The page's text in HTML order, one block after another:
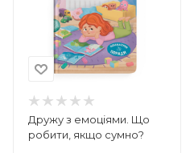
Дружу з емоціями. Що
робити, якщо сумно?